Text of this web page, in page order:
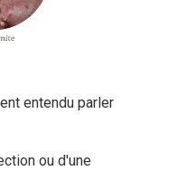
entendu parler
ou d'une